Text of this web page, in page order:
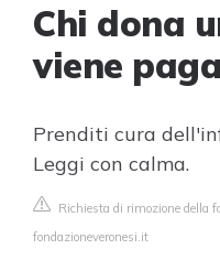
Chi dona
viene
Prenditi cura
Leggi con calma.
Richiesta di rimozione della
fondazioneveronesi.it